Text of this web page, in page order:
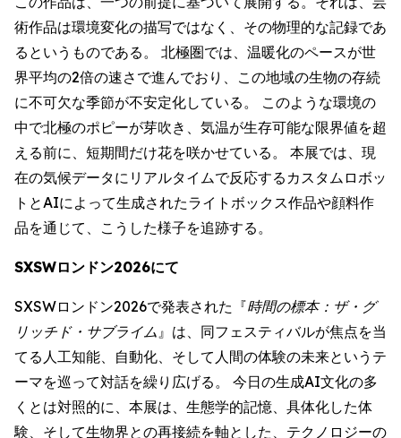
術作品は環境変化の描写ではなく、その物理的な記録であ
るというものである。 北極圏では、温暖化のペースが世
界平均の2倍の速さで進んでおり、この地域の生物の存続
に不可欠な季節が不安定化している。 このような環境の
中で北極のポピーが芽吹き、気温が生存可能な限界値を超
える前に、短期間だけ花を咲かせている。 本展では、現
在の気候データにリアルタイムで反応するカスタムロボッ
トとAIによって生成されたライトボックス作品や顔料作
品を通じて、こうした様子を追跡する。
SXSWロンドン2026にて
SXSWロンドン2026で発表された『時間の標本：ザ・グ
リッチド・サブライム』は、同フェスティバルが焦点を当
てる人工知能、自動化、そして人間の体験の未来というテ
ーマを巡って対話を繰り広げる。 今日の生成AI文化の多
くとは対照的に、本展は、生態学的記憶、具体化した体
験、そして生物界との再接続を軸とした、テクノロジーの